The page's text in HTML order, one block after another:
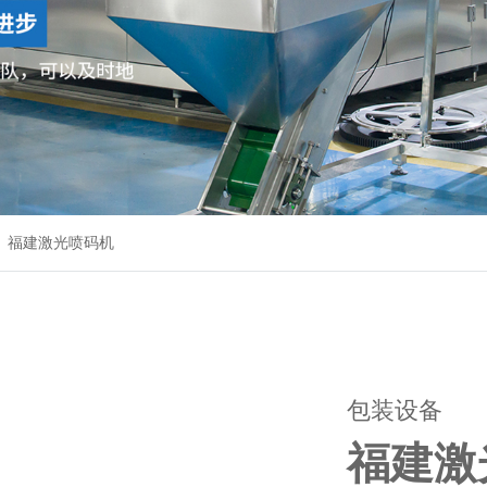
福建激光喷码机
包装设备
福建